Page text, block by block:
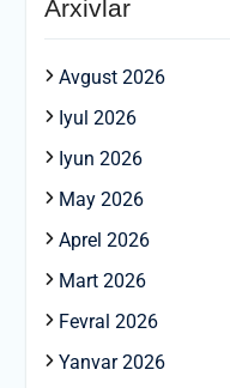
Arxivlar
Avgust 2026
Iyul 2026
Iyun 2026
May 2026
Aprel 2026
Mart 2026
Fevral 2026
Yanvar 2026